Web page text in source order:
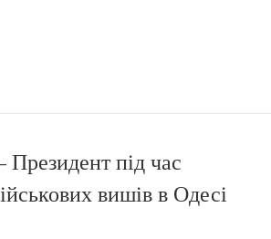
під час
вишів в Одесі